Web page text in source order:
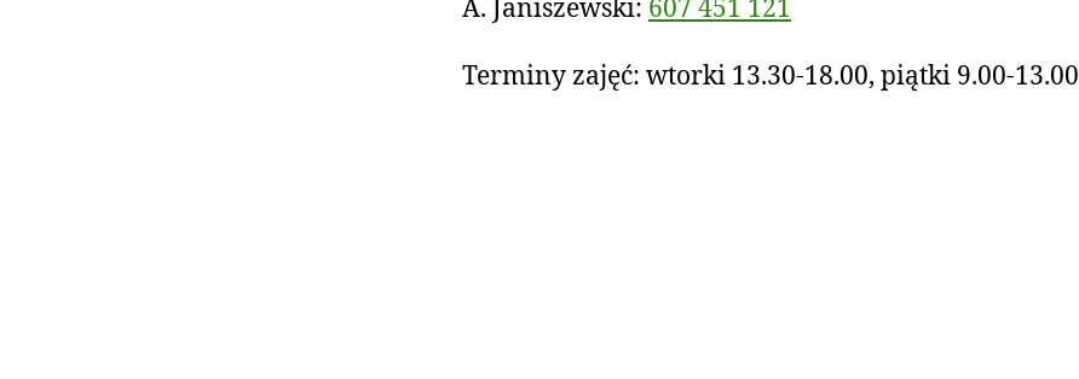
A. Janiszewski: 607 451 121
Terminy zajęć: wtorki 13.30-18.00, piątki 9.00-13.00